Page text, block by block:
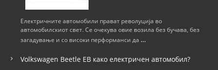
Електричните автомобили прават револуција во
автомобилскиот свет. Се очекува овие возила без бучава, без
загадување и со високи перформанси да …
Volkswagen Beetle ЕВ како електричен автомобил?